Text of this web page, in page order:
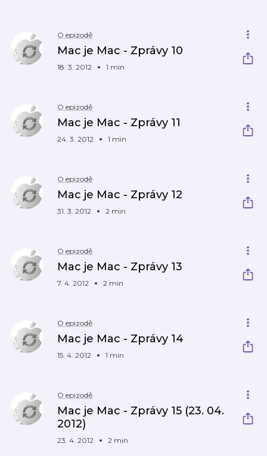
O epizodě
Mac je Mac - Zprávy 10
18. 3. 2012 1 min
O epizodě
Mac je Mac - Zprávy 11
24. 3. 2012 1 min
O epizodě
Mac je Mac - Zprávy 12
31. 3. 2012 2 min
O epizodě
Mac je Mac - Zprávy 13
7. 4. 2012 2 min
O epizodě
Mac je Mac - Zprávy 14
15. 4. 2012 1 min
O epizodě
Mac je Mac - Zprávy 15 (23. 04.
2012)
23. 4. 2012 2 min